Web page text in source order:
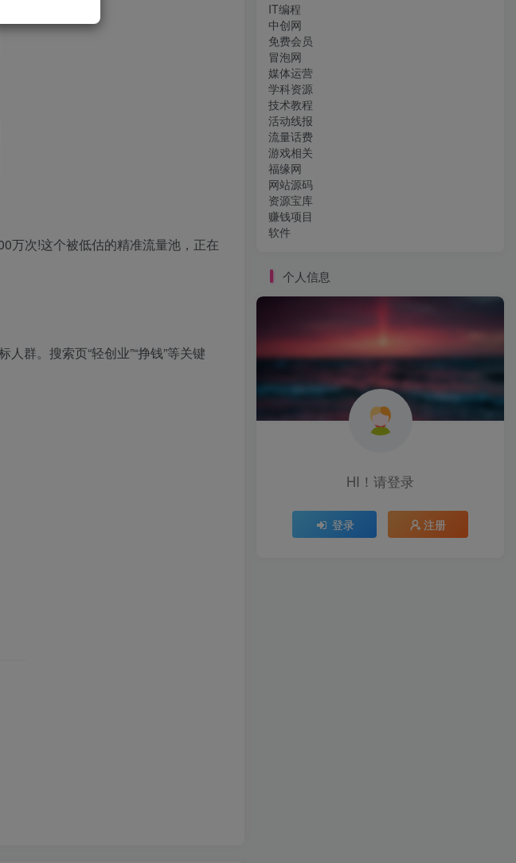
万次!这个被低估的精准流量池，正在
群。搜索页“轻创业”“挣钱”等关键
IT编程
中创网
免费会员
冒泡网
媒体运营
学科资源
技术教程
活动线报
流量话费
游戏相关
福缘网
网站源码
资源宝库
赚钱项目
软件
个人信息
HI！请登录
登录 注册